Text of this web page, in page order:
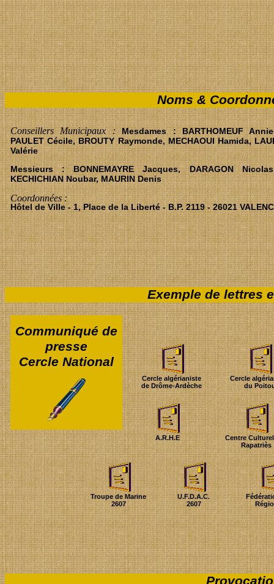
Noms &
Conseillers Municipaux :Mesdames : BARTHOMEUF
PAULET Cécile, BROUTY Raymonde, MECHAOUI Hamida,
Valérie
Messieurs : BONNEMAYRE Jacques, DARAGON
KECHICHIAN Noubar, MAURIN Denis
Coordonnées :
Hôtel de Ville - 1, Place de la Liberté - B.P. 2119 - 26021
Exemple de lettres
Communiqué de
presse
Cercle National
Cercle algérianiste
de Drôme-Ardèche
Cercle
du
A.R.H.E
Centre
Rapatriès
Troupe de Marine
2607
U.F.D.A.C.
2607